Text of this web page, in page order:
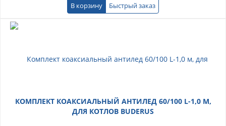
В корзину Быстрый заказ
КОМПЛЕКТ КОАКСИАЛЬНЫЙ АНТИЛЕД 60/100 L-1,0 М,
ДЛЯ КОТЛОВ BUDERUS